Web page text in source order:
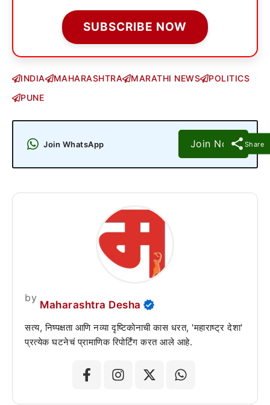
Share
SUBSCRIBE NOW
INDIA MAHARASHTRA MARATHI NEWS
POLITICS
PUNE
Join WhatsApp Join Now
by
Maharashtra Desha
सत्य, निष्पक्षता आणि नव्या दृष्टिकोनाची कास धरत, 'महाराष्ट्र देशा'
प्रत्येक घटनेचं प्रामाणिक रिपोर्टिंग करत आले आहे.